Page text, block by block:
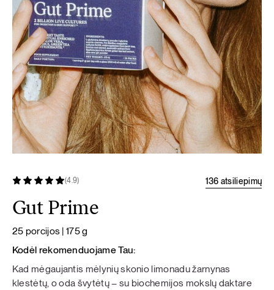
(4.9) 136 atsiliepimų
Gut Prime
25 porcijos | 175 g
Kodėl rekomenduojame Tau:
Kad mėgaujantis mėlynių skonio limonadu žarnynas
klestėtų, o oda švytėtų – su biochemijos mokslų daktare